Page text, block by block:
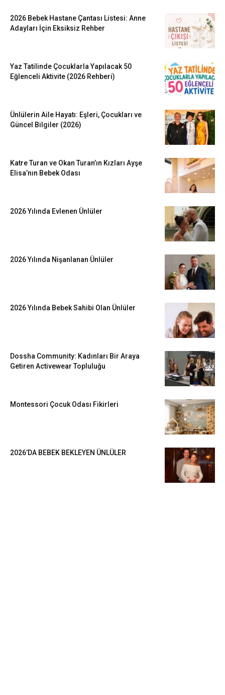
2026 Bebek Hastane Çantası Listesi: Anne
Adayları İçin Eksiksiz Rehber
Yaz Tatilinde Çocuklarla Yapılacak 50
Eğlenceli Aktivite (2026 Rehberi)
Ünlülerin Aile Hayatı: Eşleri, Çocukları ve
Güncel Bilgiler (2026)
Katre Turan ve Okan Turan’ın Kızları Ayşe
Elisa’nın Bebek Odası
2026 Yılında Evlenen Ünlüler
2026 Yılında Nişanlanan Ünlüler
2026 Yılında Bebek Sahibi Olan Ünlüler
Dossha Community: Kadınları Bir Araya
Getiren Activewear Topluluğu
Montessori Çocuk Odası Fikirleri
2026’DA BEBEK BEKLEYEN ÜNLÜLER